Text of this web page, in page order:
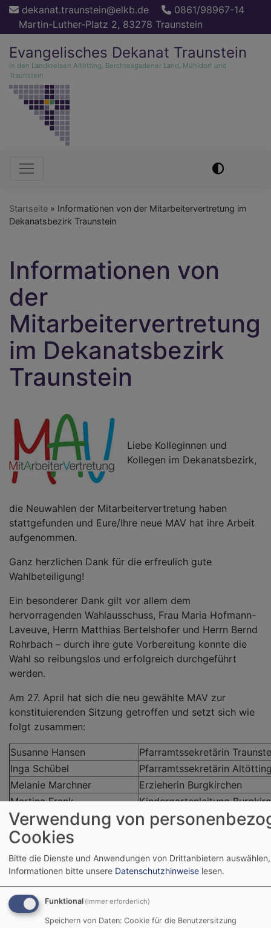
Direkt
Inhalt
dekanat.traunstein@elkb.de
0861/98967-14
Martin-Luther-Platz 2, 83278 Traunstein
Evangelisches Dekanat Traunstein
in den Landkreisen Altötting, Berchtesgadener Land, Mühldorf und
Traunstein
Hauptnavigation
Startseite
Informationen von der Mitarbeitervertretung im
Dekanatsbezirk Traunstein
Informationen von
der
Mitarbeitervertretung
im Dekanatsbezirk
Traunstein
Liebe Kolleginnen und
Kollegen im Dekanatsbezirk,
die Neuwahlen der Mitarbeitervertretung haben
stattgefunden und Eure/Ihre neue MAV hat ihre Arbeit
aufgenommen.
Ganz herzlichen Dank für die erfreulich gute
Wahlbeteiligung!
Ein besonderer Dank gilt vor allem dem
hervorragenden Wahlausschuss, Frau Maria Hofmann-
Laveuve, Herrn Matthias Bertelshofer und Herrn Bernd
Rohrbach – durch ihre gute Vorbereitung konnte die
Wahl so reibungslos und erfolgreich durchgeführt
werden.
Am 27. April hat sich die neu gewählte MAV zur
konstituierenden Sitzung getroffen und setzt sich wie
folgt zusammen:
Susanne Hansen
Pfarramtssekretärin
Inga Schübel
Pfarramtssekretärin
Melanie Marchner
Erzieherin Burgkirchen
Martina Frank
Kindergartenleitung
Elisabeth Freutsmiedl
Kindergartenleitung
Helmut Homm
Wir bedanken uns bei allen für das entgegengebrachte
Vertrauen und sind zu jeder Zeit gerne mit Rat und Tat
für alle Kolleginnen und Kollegen da!
Verwendung von
Cookies
Bitte die Dienste und Anwendungen von Drittanbietern
Informationen bitte unsere Datenschutzhinweise lesen.
Funktional (immer erforderlich)
Speichern von Daten: Cookie für die Benutzersitzung